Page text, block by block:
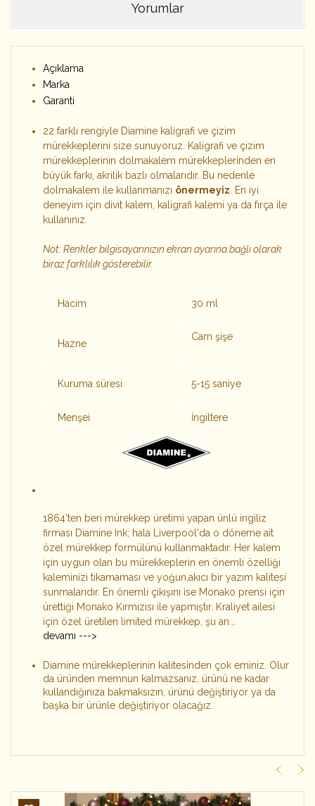
Yorumlar
Açıklama
Marka
Garanti
22 farklı rengiyle Diamine kaligrafi ve çizim
mürekkeplerini size sunuyoruz. Kaligrafi ve çizim
mürekkeplerinin dolmakalem mürekkeplerinden en
büyük farkı, akrilik bazlı olmalarıdır. Bu nedenle
dolmakalem ile kullanmanızı önermeyiz . En iyi
deneyim için divit kalem, kaligrafi kalemi ya da fırça ile
kullanınız.
Not: Renkler bilgisayarınızın ekran ayarına bağlı olarak
biraz farklılık gösterebilir.
Hacim 30 ml
Hazne
Cam şişe
Kuruma süresi 5-15 saniye
Menşei İngiltere
1864'ten beri mürekkep üretimi yapan ünlü ingiliz
firması Diamine Ink; hala Liverpool'da o döneme ait
özel mürekkep formülünü kullanmaktadır. Her kalem
için uygun olan bu mürekkeplerin en önemli özelliği
kaleminizi tıkamaması ve yoğun,akıcı bir yazım kalitesi
sunmalarıdır. En önemli çıkışını ise Monako prensi için
ürettiği Monako Kırmızısı ile yapmıştır. Kraliyet ailesi
için özel üretilen limited mürekkep, şu an...
devamı --->
Diamine mürekkeplerinin kalitesinden çok eminiz. Olur
da üründen memnun kalmazsanız, ürünü ne kadar
kullandığınıza bakmaksızın, ürünü değiştiriyor ya da
başka bir ürünle değiştiriyor olacağız.